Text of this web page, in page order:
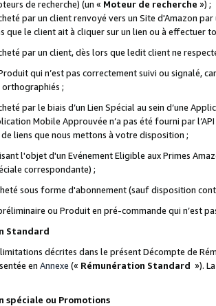
de recherche) (un « Moteur de recherche ») ;
par un client renvoyé vers un Site d'Amazon
que le client ait à cliquer sur un lien ou à
par un client, dès lors que ledit client ne
qui n’est pas correctement suivi ou signalé,
;
par le biais d’un Lien Spécial au sein d’une
Mobile Approuvée n’a pas été fourni par
liens que nous mettons à votre disposition ;
l'objet d'un Evénement Eligible aux Primes
correspondante) ;
sous forme d'abonnement (sauf disposition
ou Produit en pré-commande qui n’est
Standard
décrites dans le présent Décompte de
en Annexe (« Rémunération Standard »).
spéciale ou Promotions